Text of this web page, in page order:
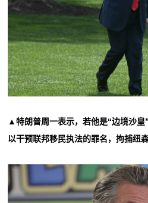
▲特朗普周一表示，若他是“边境沙
以干预联邦移民执法的罪名，拘捕纽